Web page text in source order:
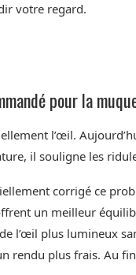
votre regard.
pour la
l’œil.
il souligne les
corrigé ce
un meilleur
l’œil plus lumineux
rendu plus frais. Au